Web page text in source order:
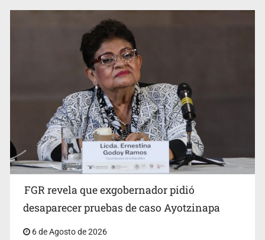
Jalisco mantiene la búsqueda de 21 adolescentes
desaparecidos durante julio
Kershenobich descarta brote de ciclosporiasis en
FGR revela que exgobernador pidió
desaparecer pruebas de caso Ayotzinapa
6 de Agosto de 2026